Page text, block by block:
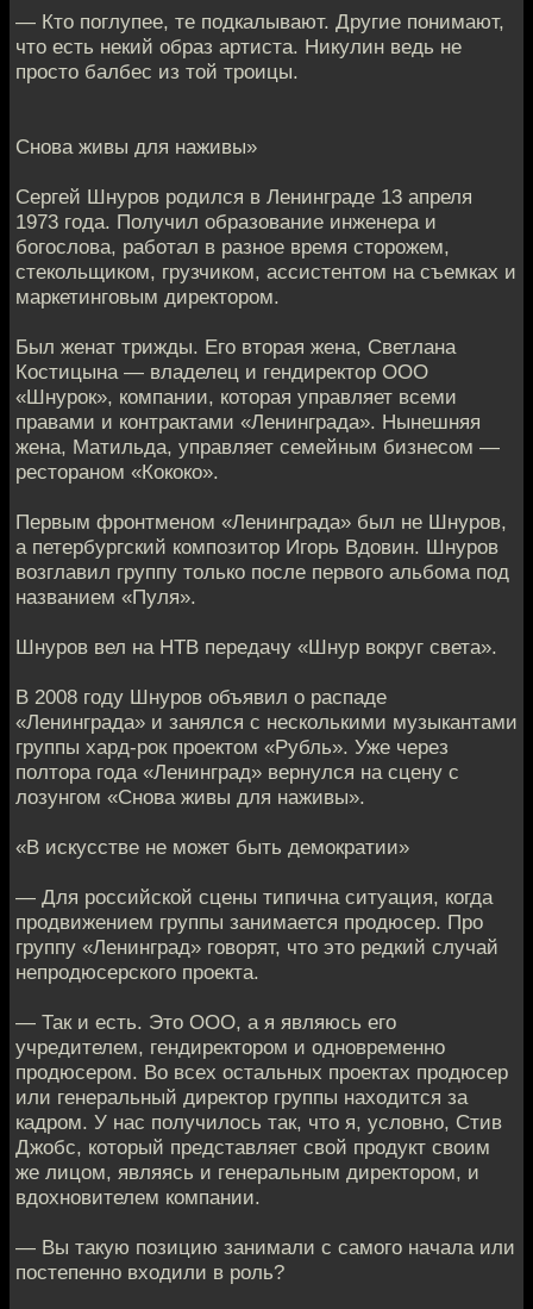
— Кто поглупее, те подкалывают. Другие понимают,
что есть некий образ артиста. Никулин ведь не
просто балбес из той троицы.
Снова живы для наживы»
Сергей Шнуров родился в Ленинграде 13 апреля
1973 года. Получил образование инженера и
богослова, работал в разное время сторожем,
стекольщиком, грузчиком, ассистентом на съемках и
маркетинговым директором.
Был женат трижды. Его вторая жена, Светлана
Костицына — владелец и гендиректор ООО
«Шнурок», компании, которая управляет всеми
правами и контрактами «Ленинграда». Нынешняя
жена, Матильда, управляет семейным бизнесом —
рестораном «Кококо».
Первым фронтменом «Ленинграда» был не Шнуров,
а петербургский композитор Игорь Вдовин. Шнуров
возглавил группу только после первого альбома под
названием «Пуля».
Шнуров вел на НТВ передачу «Шнур вокруг света».
В 2008 году Шнуров объявил о распаде
«Ленинграда» и занялся с несколькими музыкантами
группы хард-рок проектом «Рубль». Уже через
полтора года «Ленинград» вернулся на сцену с
лозунгом «Снова живы для наживы».
«В искусстве не может быть демократии»
— Для российской сцены типична ситуация, когда
продвижением группы занимается продюсер. Про
группу «Ленинград» говорят, что это редкий случай
непродюсерского проекта.
— Так и есть. Это ООО, а я являюсь его
учредителем, гендиректором и одновременно
продюсером. Во всех остальных проектах продюсер
или генеральный директор группы находится за
кадром. У нас получилось так, что я, условно, Стив
Джобс, который представляет свой продукт своим
же лицом, являясь и генеральным директором, и
вдохновителем компании.
— Вы такую позицию занимали с самого начала или
постепенно входили в роль?